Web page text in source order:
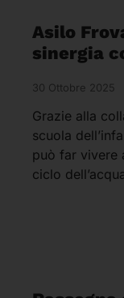
Asilo
sinergia
30 Ottobre 2025
Grazie alla
scuola
può far vivere
ciclo